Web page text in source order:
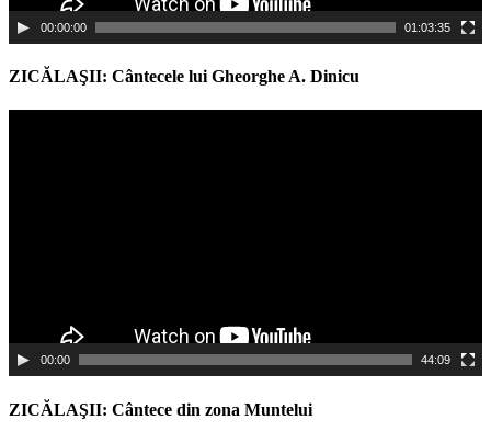
00:00:00 01:03:35
ZICĂLAŞII: Cântecele lui Gheorghe A. Dinicu
00:00 44:09
ZICĂLAŞII: Cântece din zona Muntelui